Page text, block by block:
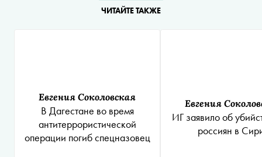
ЧИТАЙТЕ ТАКЖЕ
Евгения Соколовская
В Дагестане во время
антитеррористической
операции погиб спецназовец
Евгения
ИГ заявило об
россиян в